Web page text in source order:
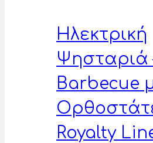
Ηλεκτρική
Ψησταριά
Barbecue
Royalty